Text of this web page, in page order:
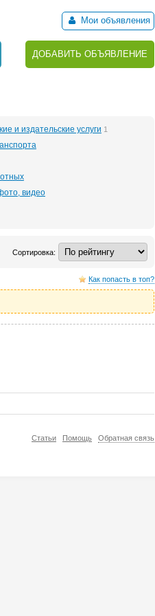
Мои объявления
ДОБАВИТЬ ОБЪЯВЛЕНИЕ
и издательские услуги 1
видео
Сортировка:
Как попасть в топ?
Статьи Помощь Обратная связь